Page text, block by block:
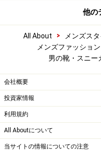
他の
All About > メンズス
メンズファッション
男の靴・スニー
会社概要
投資家情報
利用規約
All Aboutについて
当サイトの情報についての注意